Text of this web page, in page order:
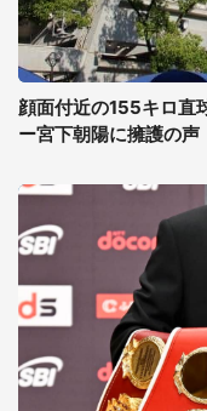
顔面付近の155キロ直
ー宮下朝陽に擁護の